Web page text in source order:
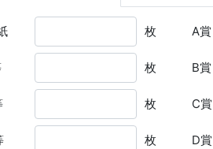
枚
枚
枚
枚
A賞
B賞
C賞
D賞